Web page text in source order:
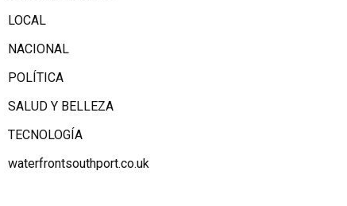
LOCAL
NACIONAL
POLÍTICA
SALUD Y BELLEZA
TECNOLOGÍA
waterfrontsouthport.co.uk